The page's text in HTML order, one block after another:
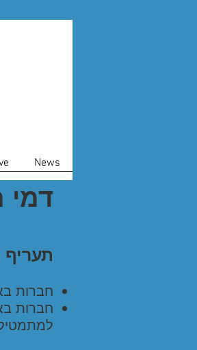
News
דמי
תעריף
חברות
חברות
למתמטיקה: